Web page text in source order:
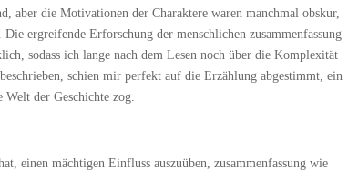
aber die Motivationen der Charaktere waren manchmal obskur,
ergreifende Erforschung der menschlichen zusammenfassung
sodass ich lange nach dem Lesen noch über die Komplexität
schien mir perfekt auf die Erzählung abgestimmt, ein
der Geschichte zog.
einen mächtigen Einfluss auszuüben, zusammenfassung wie